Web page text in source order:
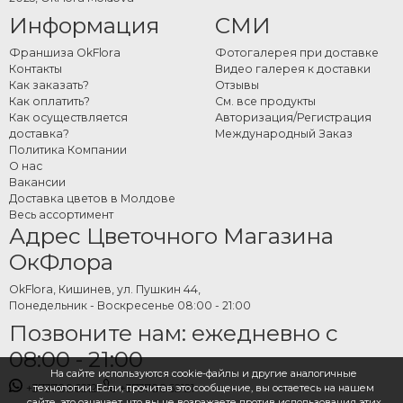
На сайте используются cookie-файлы и другие аналогичные
технологии. Если, прочитав это сообщение, вы остаетесь на нашем
Информация
Франшиза OkFlora
Контакты
Как заказать?
Как оплатить?
Как осуществляется
доставка?
Политика Компании
О нас
Вакансии
Доставка цветов в Молдове
Весь ассортимент
СМИ
Фотогалерея при доставке
Видео галерея к доставки
Отзывы
См. все продукты
Авторизация/Регистрация
Международный Заказ
Адрес Цветочного Магазина
ОкФлора
OkFlora, Кишинев, ул. Пушкин 44,
Понедельник - Воскресенье 08:00 - 21:00
Позвоните нам: ежедневно с
08:00 - 21:00
+37378862121 +37378862121